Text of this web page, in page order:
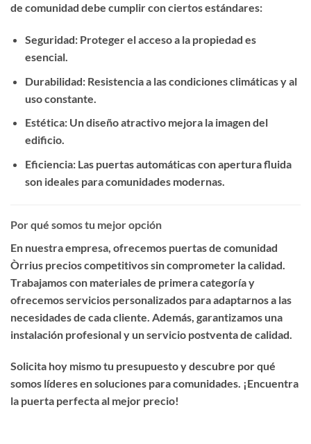
de comunidad debe cumplir con ciertos estándares:
Seguridad: Proteger el acceso a la propiedad es
esencial.
Durabilidad: Resistencia a las condiciones climáticas y al
uso constante.
Estética: Un diseño atractivo mejora la imagen del
edificio.
Eficiencia: Las puertas automáticas con apertura fluida
son ideales para comunidades modernas.
Por qué somos tu mejor opción
En nuestra empresa, ofrecemos puertas de comunidad
Òrrius precios competitivossin comprometer la calidad.
Trabajamos con materiales de primera categoría y
ofrecemos servicios personalizados para adaptarnos a las
necesidades de cada cliente. Además, garantizamos una
instalación profesional y un servicio postventa de calidad.
Solicita hoy mismo tu presupuesto y descubre por qué
somos líderes en soluciones para comunidades. ¡Encuentra
la puerta perfecta al mejor precio!